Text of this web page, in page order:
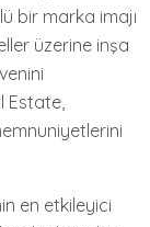
bir marka imajı
üzerine inşa
Estate,
en etkileyici